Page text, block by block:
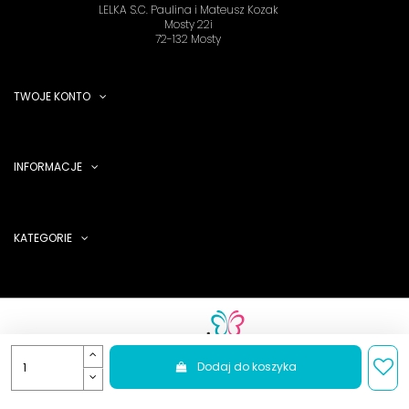
Dodaj do koszyka
LELKA S.C. Paulina i Mateusz Kozak
Mosty 22i
72-132 Mosty
TWOJE KONTO
INFORMACJE
KATEGORIE